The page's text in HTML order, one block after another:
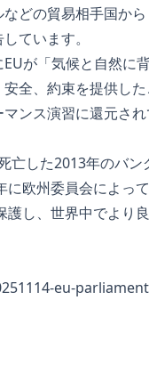
どの貿易相手国か
ています。
が「気候と自然に
全、約束を提供し
ンス演習に還元さ
亡した2013年のバ
欧州委員会によって
し、世界中でより
eu-